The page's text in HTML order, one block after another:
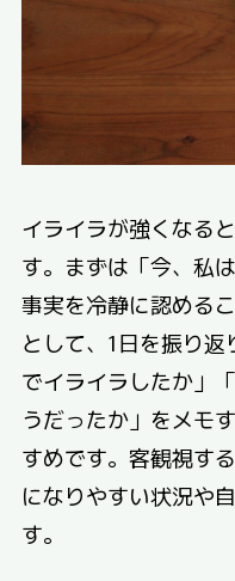
イライラが強くなる
す。まずは「今、私
事実を冷静に認める
として、1日を振り
でイライラしたか」
うだったか」をメモ
すめです。客観視す
になりやすい状況や
す。